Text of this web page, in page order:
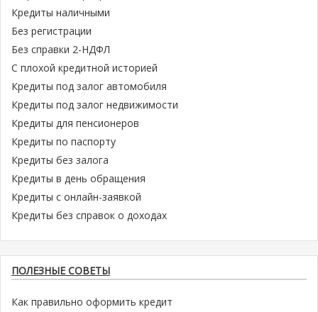
Кредиты наличными
Без регистрации
Без справки 2-НДФЛ
С плохой кредитной историей
Кредиты под залог автомобиля
Кредиты под залог недвижимости
Кредиты для пенсионеров
Кредиты по паспорту
Кредиты без залога
Кредиты в день обращения
Кредиты с онлайн-заявкой
Кредиты без справок о доходах
ПОЛЕЗНЫЕ СОВЕТЫ
Как правильно оформить кредит